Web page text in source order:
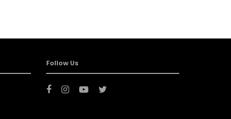
Follow Us